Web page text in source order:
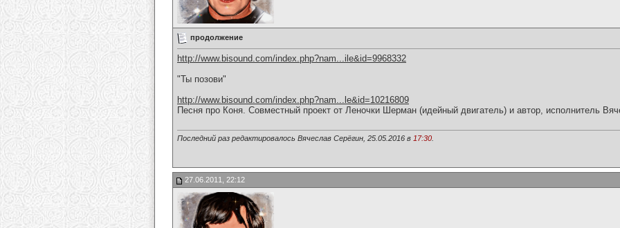
продолжение
http://www.bisound.com/index.php?nam...ile&id=9968332
"Ты позови"
http://www.bisound.com/index.php?nam...le&id=10216809
Песня про Коня. Совместный проект от Леночки Шерман (идейный двигатель) и автор, исполнитель
Последний раз редактировалось Вячеслав Серёгин, 25.05.2016 в 17:30
27.06.2011, 22:12